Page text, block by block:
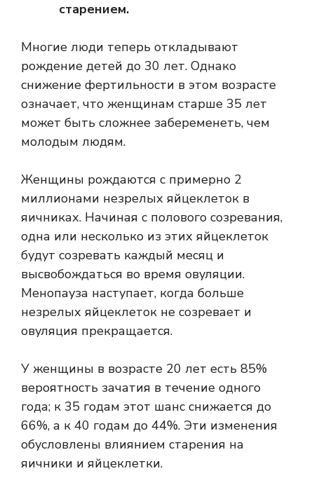
старением.
Многие люди теперь откладывают
рождение детей до 30 лет. Однако
снижение фертильности в этом возрасте
означает, что женщинам старше 35 лет
может быть сложнее забеременеть, чем
молодым людям.
Женщины рождаются с примерно 2
миллионами незрелых яйцеклеток в
яичниках. Начиная с полового созревания,
одна или несколько из этих яйцеклеток
будут созревать каждый месяц и
высвобождаться во время овуляции.
Менопауза наступает, когда больше
незрелых яйцеклеток не созревает и
овуляция прекращается.
У женщины в возрасте 20 лет есть 85%
вероятность зачатия в течение одного
года; к 35 годам этот шанс снижается до
66%, а к 40 годам до 44%. Эти изменения
обусловлены влиянием старения на
яичники и яйцеклетки.